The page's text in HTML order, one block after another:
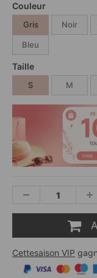
Couleur
Gris Noir
Bleu
Taille
S M
Cettesaison VIP